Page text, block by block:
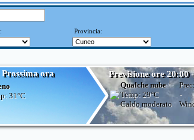
Provincia:
Prossima ora
31°C
Previsione ore 20:00
Qualche nube
Temp: 29°C
Caldo moderato
-